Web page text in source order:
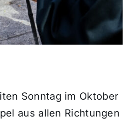
Sonntag im Oktober
aus allen Richtungen